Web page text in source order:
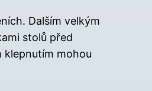
Dalším velkým
stolů před
klepnutím mohou